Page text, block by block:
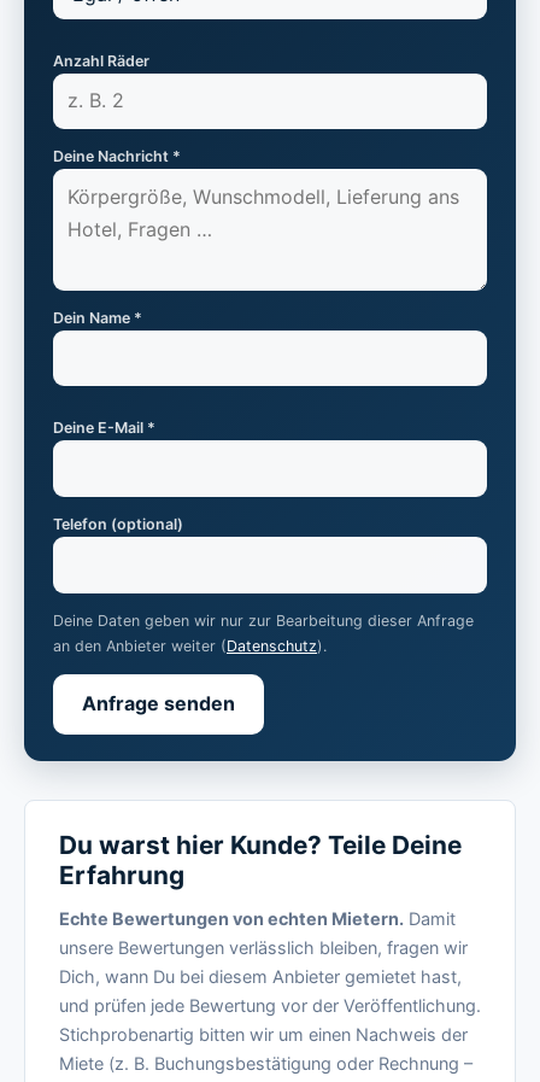
Anzahl Räder
Deine Nachricht *
Dein Name *
Deine E-Mail *
Telefon (optional)
Deine Daten geben wir nur zur Bearbeitung dieser Anfrage
an den Anbieter weiter (Datenschutz).
Anfrage senden
Du warst hier Kunde? Teile Deine
Erfahrung
Echte Bewertungen von echten Mietern. Damit
unsere Bewertungen verlässlich bleiben, fragen wir
Dich, wann Du bei diesem Anbieter gemietet hast,
und prüfen jede Bewertung vor der Veröffentlichung.
Stichprobenartig bitten wir um einen Nachweis der
Miete (z. B. Buchungsbestätigung oder Rechnung –